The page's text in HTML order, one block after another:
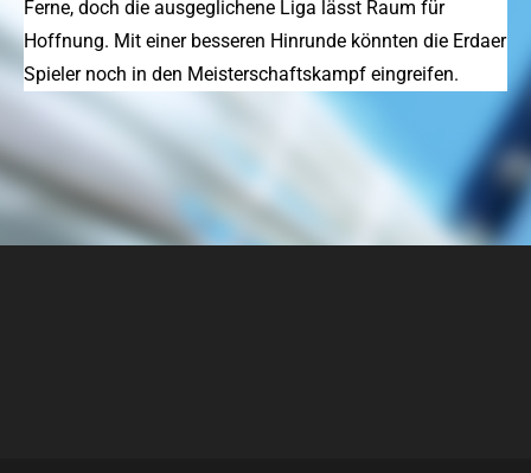
Ferne, doch die ausgeglichene Liga lässt Raum für
Hoffnung. Mit einer besseren Hinrunde könnten die Erdaer
Spieler noch in den Meisterschaftskampf eingreifen.